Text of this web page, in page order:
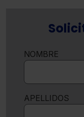
NOMBRE
APELLIDOS